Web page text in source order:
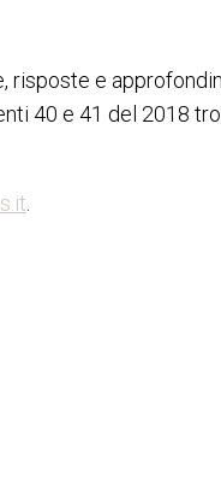
risposte e
40 e 41 del 2018